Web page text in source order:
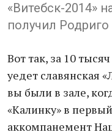
«Витебск-2014»
получил
Вот так, за 10
уедет славянская
вы были в зале,
«Калинку» в
аккомпанемент